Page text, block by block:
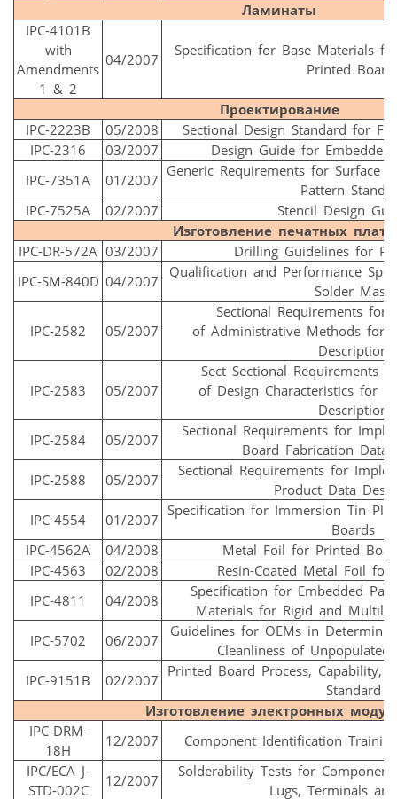
Ламинаты
IPC-4101B
with
Amendments
1 & 2
04/2007
Specification for Base Materials
Printed
Проектирование
IPC-2223B
05/2008
Sectional Design Standard for
IPC-2316
03/2007
Design Guide for Embedded
IPC-7351A
01/2007
Generic Requirements for Surface
Pattern
IPC-7525A
02/2007
Stencil Design
Изготовление печатных плат
IPC-DR-572A 03/2007
Drilling Guidelines for
IPC-SM-840D 04/2007
Qualification and Performance
Solder Mask
IPC-2582 05/2007
Sectional Requirements for
of Administrative Methods for
Description
IPC-2583 05/2007
Sect Sectional Requirements
of Design Characteristics for
Description
IPC-2584
05/2007
Sectional Requirements for
Board Fabrication Data
IPC-2588
05/2007
Sectional Requirements for
Product Data
IPC-4554
01/2007
Specification for Immersion Tin
Boards
IPC-4562A
04/2008
Metal Foil for Printed
IPC-4563
02/2008
Resin-Coated Metal Foil for
IPC-4811
04/2008
Specification for Embedded
Materials for Rigid and
IPC-5702
06/2007
Guidelines for OEMs in
Cleanliness of Unpopulated
IPC-9151B
02/2007
Printed Board Process, Capability,
Standard
Изготовление электронных
IPC-DRM-
18H
12/2007
Component Identification
IPC/ECA J-
STD-002C
12/2007
Solderability Tests for
Lugs, Terminals